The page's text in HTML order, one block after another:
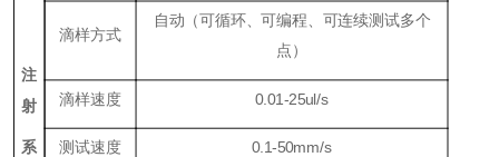
注
射
系
滴样方式
自动（可循环、可编程、可连续测试多个
点）
滴样速度 0.01-25ul/s
测试速度 0.1-50mm/s